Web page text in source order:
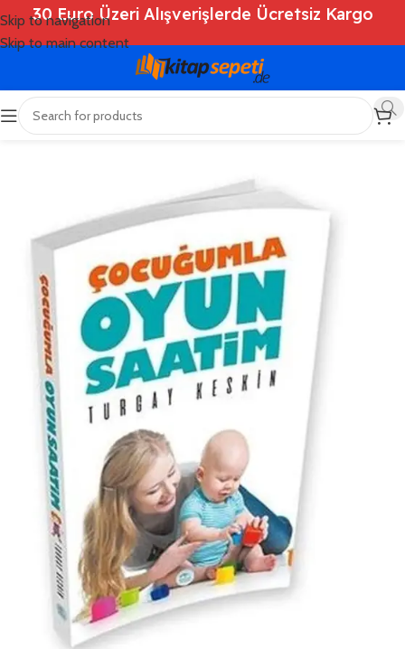
Skip to navigation
Skip to main content
30 Euro Üzeri Alışverişlerde Ücretsiz Kargo
Ana Sayfa Shop